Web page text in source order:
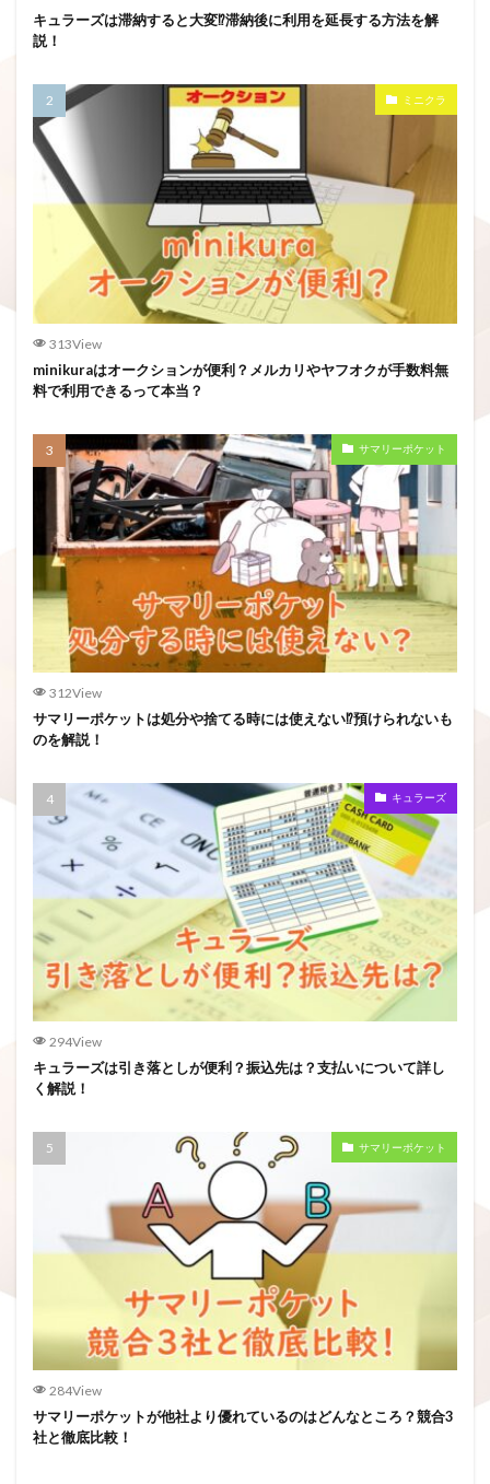
キュラーズは滞納すると大変⁉滞納後に利用を延長する方法を解
説！
ミニクラ
313View
minikuraはオークションが便利？メルカリやヤフオクが手数料無
料で利用できるって本当？
サマリーポケット
312View
サマリーポケットは処分や捨てる時には使えない⁉預けられないも
のを解説！
キュラーズ
294View
キュラーズは引き落としが便利？振込先は？支払いについて詳し
く解説！
サマリーポケット
284View
サマリーポケットが他社より優れているのはどんなところ？競合3
社と徹底比較！